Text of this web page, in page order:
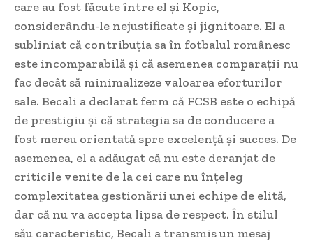
care au fost făcute între el și Kopic,
considerându-le nejustificate și jignitoare. El a
subliniat că contribuția sa în fotbalul românesc
este incomparabilă și că asemenea comparații nu
fac decât să minimalizeze valoarea eforturilor
sale. Becali a declarat ferm că FCSB este o echipă
de prestigiu și că strategia sa de conducere a
fost mereu orientată spre excelență și succes. De
asemenea, el a adăugat că nu este deranjat de
criticile venite de la cei care nu înțeleg
complexitatea gestionării unei echipe de elită,
dar că nu va accepta lipsa de respect. În stilul
său caracteristic, Becali a transmis un mesaj